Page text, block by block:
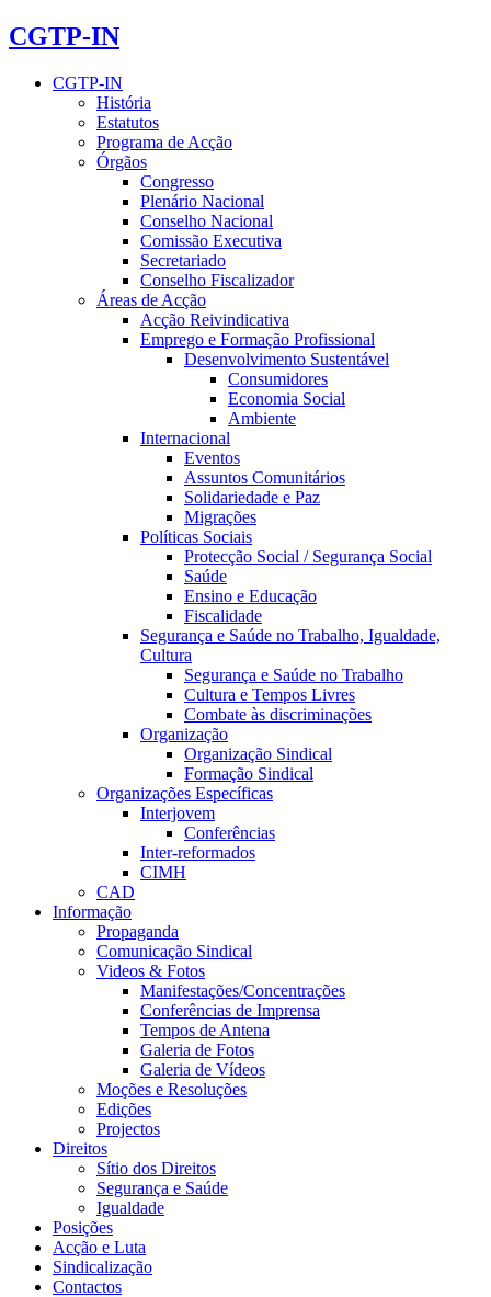
CGTP-IN
CGTP-IN
História
Estatutos
Programa de Acção
Órgãos
Congresso
Plenário Nacional
Conselho Nacional
Comissão Executiva
Secretariado
Conselho Fiscalizador
Áreas de Acção
Acção Reivindicativa
Emprego e Formação Profissional
Desenvolvimento Sustentável
Consumidores
Economia Social
Ambiente
Internacional
Eventos
Assuntos Comunitários
Solidariedade e Paz
Migrações
Políticas Sociais
Protecção Social / Segurança Social
Saúde
Ensino e Educação
Fiscalidade
Segurança e Saúde no Trabalho, Igualdade,
Cultura
Segurança e Saúde no Trabalho
Cultura e Tempos Livres
Combate às discriminações
Organização
Organização Sindical
Formação Sindical
Organizações Específicas
Interjovem
Conferências
Inter-reformados
CIMH
CAD
Informação
Propaganda
Comunicação Sindical
Videos & Fotos
Manifestações/Concentrações
Conferências de Imprensa
Tempos de Antena
Galeria de Fotos
Galeria de Vídeos
Moções e Resoluções
Edições
Projectos
Direitos
Sítio dos Direitos
Segurança e Saúde
Igualdade
Posições
Acção e Luta
Sindicalização
Contactos